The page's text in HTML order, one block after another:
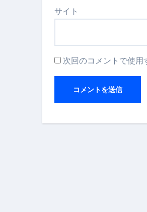
サイト
次回のコメントで使用